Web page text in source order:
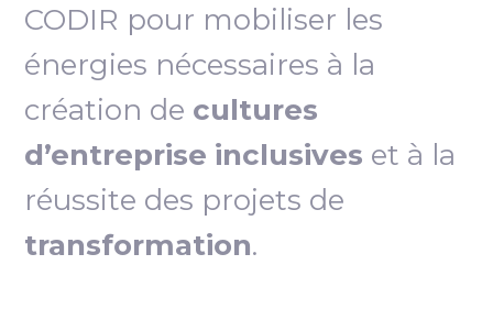
CODIR pour mobiliser les
énergies nécessaires à la
création de cultures
d’entreprise inclusives et à la
réussite des projets de
transformation.